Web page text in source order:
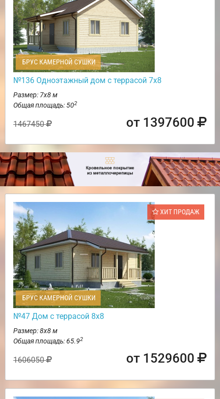
БРУС КАМЕРНОЙ СУШКИ
№136 Одноэтажный дом с террасой 7х8
Размер: 7х8 м
Общая площадь: 502
1467450 от 1397600
ХИТ ПРОДАЖ
БРУС КАМЕРНОЙ СУШКИ
№47 Дом с террасой 8х8
Размер: 8х8 м
Общая площадь: 65.92
1606050 от 1529600